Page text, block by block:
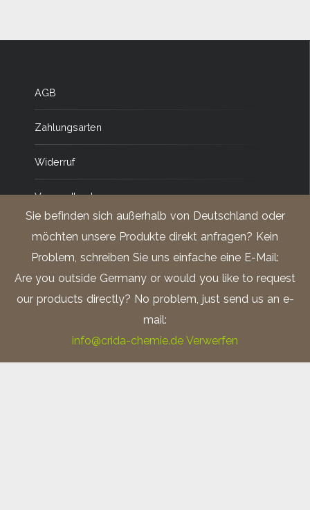
Sie befinden sich außerhalb von Deutschland oder
möchten unsere Produkte direkt anfragen? Kein
Problem, schreiben Sie uns einfache eine E-Mail:
Are you outside Germany or would you like to request
our products directly? No problem, just send us an e-
mail:
info@crida-chemie.de Verwerfen
AGB
Zahlungsarten
Widerruf
Versandkosten
Impressum
Datenschutz